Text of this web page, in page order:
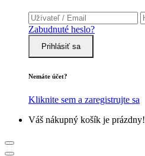
Zabudnuté heslo?
Prihlásiť sa
Nemáte účet?
Kliknite sem a zaregistrujte sa
Váš nákupný košík je prázdny!